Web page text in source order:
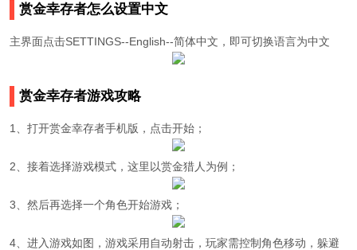
赏金幸存者怎么设置中文
主界面点击SETTINGS--English--简体中文，即可切换语言为中文
赏金幸存者游戏攻略
1、打开赏金幸存者手机版，点击开始；
2、接着选择游戏模式，这里以赏金猎人为例；
3、然后再选择一个角色开始游戏；
4、进入游戏如图，游戏采用自动射击，玩家需控制角色移动，躲避